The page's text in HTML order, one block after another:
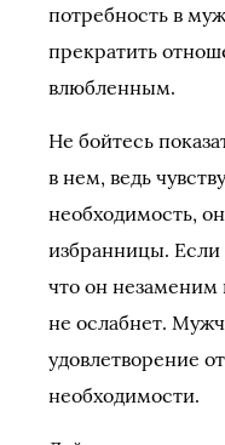
потребность в
прекратить
влюбленным.
Не бойтесь
в нем, ведь
необходимость,
избранницы. Если
что он незаменим
не ослабнет.
удовлетворение
необходимости.